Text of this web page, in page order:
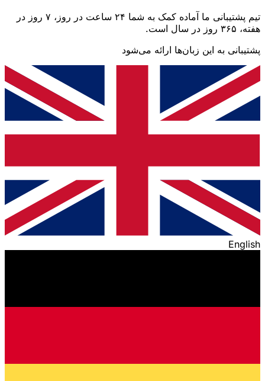
تیم پشتیبانی ما آماده کمک به شما ۲۴ ساعت در روز، ۷ روز در
هفته، ۳۶۵ روز در سال است.
پشتیبانی به این زبان‌ها ارائه می‌شود
English